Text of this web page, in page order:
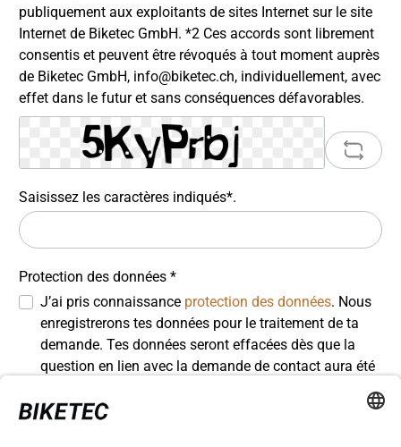
publiquement aux exploitants de sites Internet sur le site
Internet de Biketec GmbH. *2 Ces accords sont librement
consentis et peuvent être révoqués à tout moment auprès
de Biketec GmbH, info@biketec.ch, individuellement, avec
effet dans le futur et sans conséquences défavorables.
Saisissez les caractères indiqués*.
Protection des données *
J’ai pris connaissance protection des données. Nous
enregistrerons tes données pour le traitement de ta
demande. Tes données seront effacées dès que la
question en lien avec la demande de contact aura été
informations sur la gestion de tes données à caractère